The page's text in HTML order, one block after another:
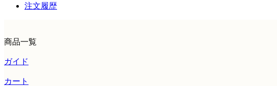
注文履歴
商品一覧
ガイド
カート